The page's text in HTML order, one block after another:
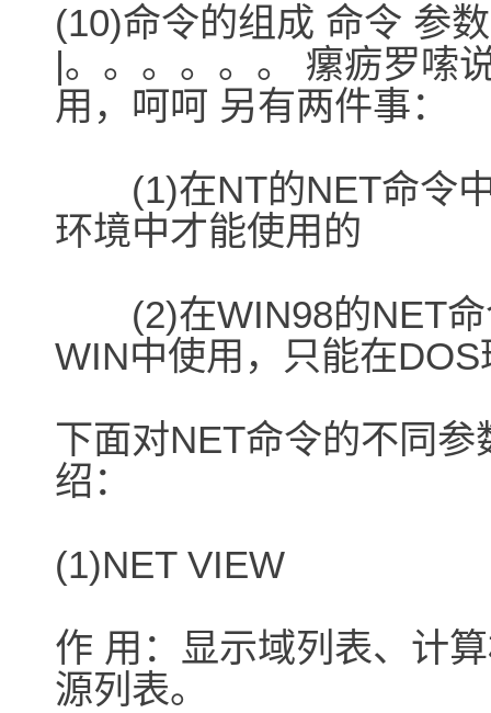
(10)命令的组成 命令 参
|。。。。。。 瘰疬罗嗦
用，呵呵 另有两件事：
(1)在NT的NET命令中
环境中才能使用的
(2)在WIN98的NET命
WIN中使用，只能在
下面对NET命令的不同
绍：
(1)NET VIEW
作 用：显示域列表、计
源列表。